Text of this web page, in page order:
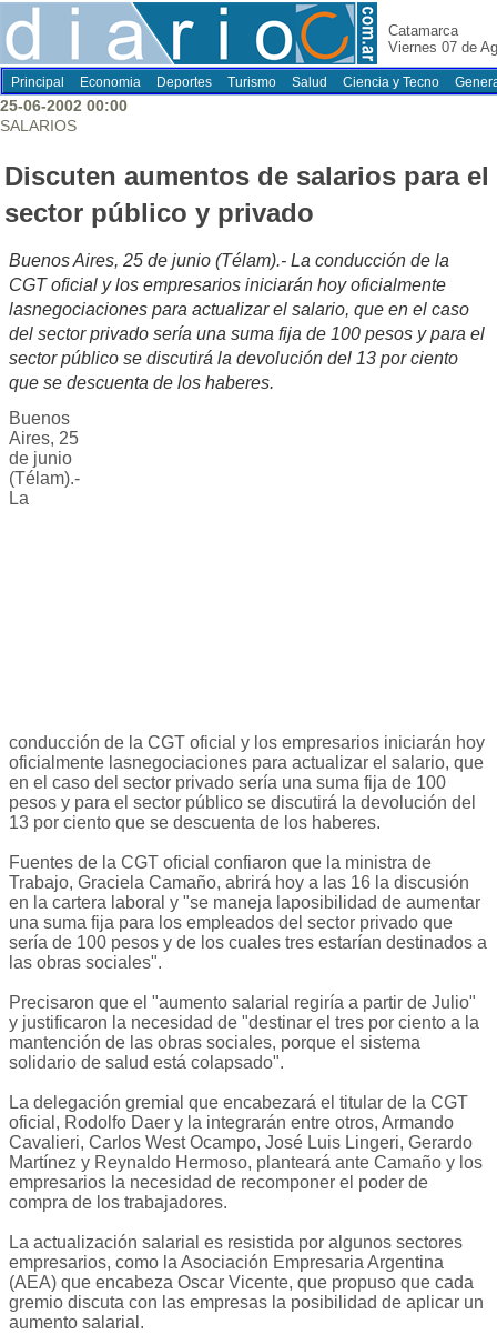
Catamarca
Viernes 07 de
Principal Economia Deportes Turismo Salud Ciencia y Tecno
25-06-2002 00:00
SALARIOS
Discuten aumentos de salarios para el
sector público y privado
Buenos Aires, 25 de junio (Télam).- La conducción de la
CGT oficial y los empresarios iniciarán hoy oficialmente
lasnegociaciones para actualizar el salario, que en el caso
del sector privado sería una suma fija de 100 pesos y para el
sector público se discutirá la devolución del 13 por ciento
que se descuenta de los haberes.
Buenos
Aires, 25
de junio
(Télam).-
La
conducción de la CGT oficial y los empresarios iniciarán hoy
oficialmente lasnegociaciones para actualizar el salario, que
en el caso del sector privado sería una suma fija de 100
pesos y para el sector público se discutirá la devolución del
13 por ciento que se descuenta de los haberes.
Fuentes de la CGT oficial confiaron que la ministra de
Trabajo, Graciela Camaño, abrirá hoy a las 16 la discusión
en la cartera laboral y "se maneja laposibilidad de aumentar
una suma fija para los empleados del sector privado que
sería de 100 pesos y de los cuales tres estarían destinados a
las obras sociales".
Precisaron que el "aumento salarial regiría a partir de Julio"
y justificaron la necesidad de "destinar el tres por ciento a la
mantención de las obras sociales, porque el sistema
solidario de salud está colapsado".
La delegación gremial que encabezará el titular de la CGT
oficial, Rodolfo Daer y la integrarán entre otros, Armando
Cavalieri, Carlos West Ocampo, José Luis Lingeri, Gerardo
Martínez y Reynaldo Hermoso, planteará ante Camaño y los
empresarios la necesidad de recomponer el poder de
compra de los trabajadores.
La actualización salarial es resistida por algunos sectores
empresarios, como la Asociación Empresaria Argentina
(AEA) que encabeza Oscar Vicente, que propuso que cada
gremio discuta con las empresas la posibilidad de aplicar un
aumento salarial.